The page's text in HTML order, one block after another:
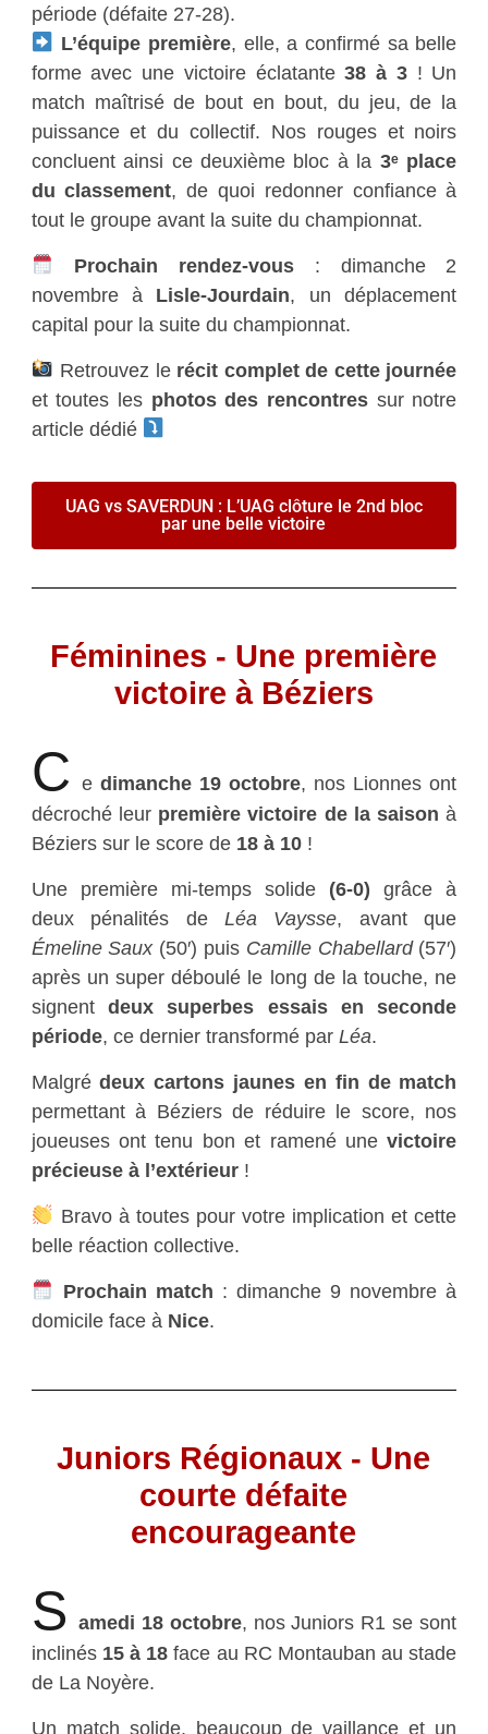
période (défaite 27-28).
L’équipe première, elle, a confirmé sa belle
forme avec une victoire éclatante38 à 3! Un
match maîtrisé de bout en bout, du jeu, de la
puissance et du collectif. Nos rouges et noirs
concluent ainsi ce deuxième bloc à la 3ᵉ place
du classement, de quoi redonner confiance à
tout le groupe avant la suite du championnat.
Prochain rendez-vous : dimanche 2
novembre à Lisle-Jourdain, un déplacement
capital pour la suite du championnat.
Retrouvez le récit complet de cette journée
et toutes les photos des rencontres sur notre
article dédié
UAG vs SAVERDUN : L’UAG clôture le 2nd bloc
par une belle victoire
Féminines - Une première
victoire à Béziers
C e dimanche 19 octobre, nos Lionnes ont
décroché leur première victoire de la saison à
Béziers sur le score de 18 à 10!
Une première mi-temps solide (6-0) grâce à
deux pénalités de Léa Vaysse, avant que
Émeline Saux(50′) puis Camille Chabellard(57′)
après un super déboulé le long de la touche, ne
signent deux superbes essais en seconde
période, ce dernier transformé par Léa.
Malgrédeux cartons jaunes en fin de match
permettant à Béziers de réduire le score, nos
joueuses ont tenu bon et ramené unevictoire
précieuse à l’extérieur!
Bravo à toutes pour votre implication et cette
belle réaction collective.
Prochain match : dimanche 9 novembre à
domicile face à Nice.
Juniors Régionaux - Une
courte défaite
encourageante
S amedi 18 octobre, nos Juniors R1 se sont
inclinés 15 à 18 face au RC Montauban au stade
de La Noyère.
Un match solide, beaucoup de vaillance et un